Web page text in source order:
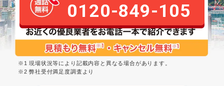
0120-849-105
※1 現場状況等により記載内容と異なる場合があります。
※2 弊社受付満足度調査より